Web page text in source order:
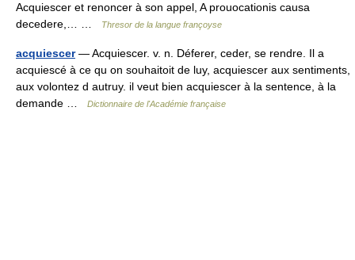
Acquiescer et renoncer à son appel, A prouocationis causa
decedere,… …
Thresor de la langue françoyse
acquiescer— Acquiescer. v. n. Déferer, ceder, se rendre. Il a
acquiescé à ce qu on souhaitoit de luy, acquiescer aux sentiments,
aux volontez d autruy. il veut bien acquiescer à la sentence, à la
demande …
Dictionnaire de l'Académie française